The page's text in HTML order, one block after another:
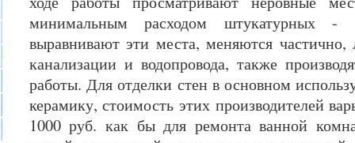
минимальным расходом штукатурных -
выравнивают эти места, меняются
канализации и водопровода, также
работы. Для отделки стен в основном
керамику, стоимость этих производителей
1000 руб. как бы для ремонта ванной